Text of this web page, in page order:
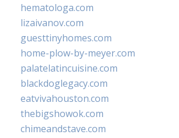
hematologa.com
lizaivanov.com
guesttinyhomes.com
home-plow-by-meyer.com
palatelatincuisine.com
blackdoglegacy.com
eatvivahouston.com
thebigshowok.com
chimeandstave.com